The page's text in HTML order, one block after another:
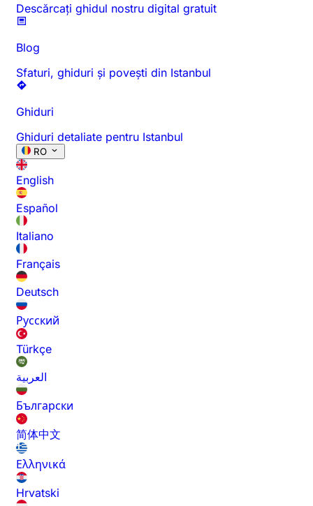
Descărcați ghidul nostru digital gratuit
Blog
Sfaturi, ghiduri și povești din Istanbul
Ghiduri
Ghiduri detaliate pentru Istanbul
RO
English
Español
Italiano
Français
Deutsch
Русский
Türkçe
العربية
Български
简体中文
Ελληνικά
Hrvatski